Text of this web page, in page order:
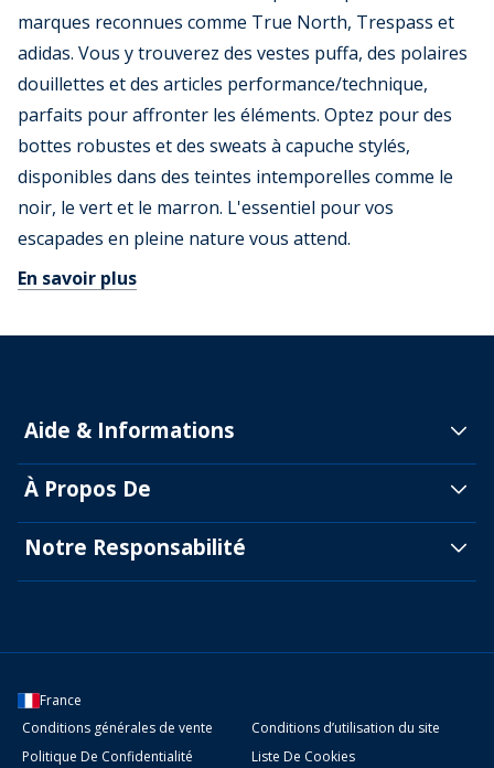
marques reconnues comme True North, Trespass et
adidas. Vous y trouverez des vestes puffa, des polaires
douillettes et des articles performance/technique,
parfaits pour affronter les éléments. Optez pour des
bottes robustes et des sweats à capuche stylés,
disponibles dans des teintes intemporelles comme le
noir, le vert et le marron. L'essentiel pour vos
escapades en pleine nature vous attend.
En savoir plus
Aide & Informations
À Propos De
Notre Responsabilité
France
Conditions générales de vente
Conditions d’utilisation du site
Politique De Confidentialité
Liste De Cookies